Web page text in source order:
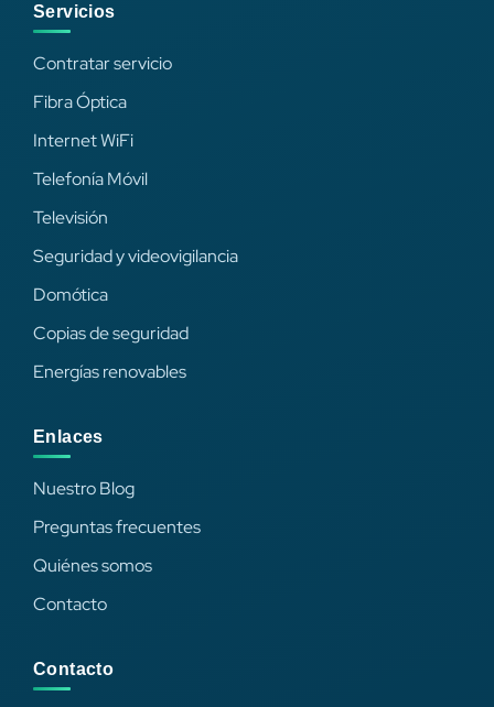
Servicios
Contratar servicio
Fibra Óptica
Internet WiFi
Telefonía Móvil
Televisión
Seguridad y videovigilancia
Domótica
Copias de seguridad
Energías renovables
Enlaces
Nuestro Blog
Preguntas frecuentes
Quiénes somos
Contacto
Contacto